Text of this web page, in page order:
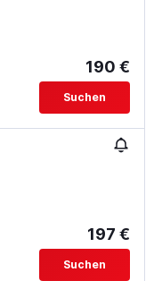
190 €
Suchen
197 €
Suchen